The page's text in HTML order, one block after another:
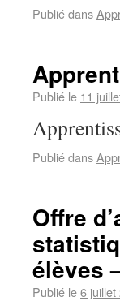
Publié dans
Publié le 11
Publié dans
Offre
élèves
Publié le6 juillet